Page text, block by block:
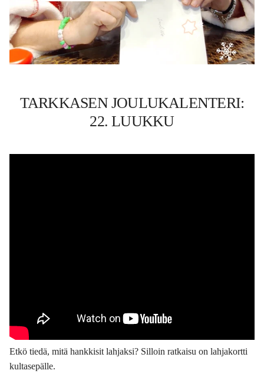
TARKKASEN JOULUKALENTERI:
22. LUUKKU
Etkö tiedä, mitä hankkisit lahjaksi? Silloin ratkaisu on lahjakortti
kultasepälle.